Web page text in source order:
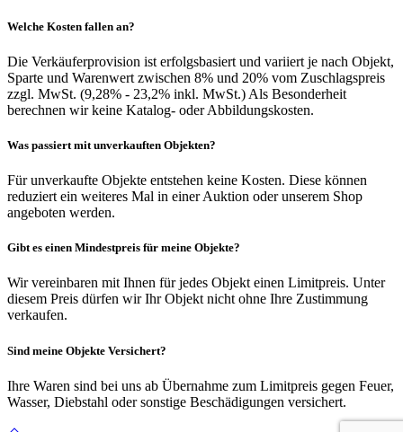
Welche Kosten fallen an?
Die Verkäuferprovision ist erfolgsbasiert und variiert je nach Objekt,
Sparte und Warenwert zwischen 8% und 20% vom Zuschlagspreis
zzgl. MwSt. (9,28% - 23,2% inkl. MwSt.) Als Besonderheit
berechnen wir keine Katalog- oder Abbildungskosten.
Was passiert mit unverkauften Objekten?
Für unverkaufte Objekte entstehen keine Kosten. Diese können
reduziert ein weiteres Mal in einer Auktion oder unserem Shop
angeboten werden.
Gibt es einen Mindestpreis für meine Objekte?
Wir vereinbaren mit Ihnen für jedes Objekt einen Limitpreis. Unter
diesem Preis dürfen wir Ihr Objekt nicht ohne Ihre Zustimmung
verkaufen.
Sind meine Objekte Versichert?
Ihre Waren sind bei uns ab Übernahme zum Limitpreis gegen Feuer,
Wasser, Diebstahl oder sonstige Beschädigungen versichert.